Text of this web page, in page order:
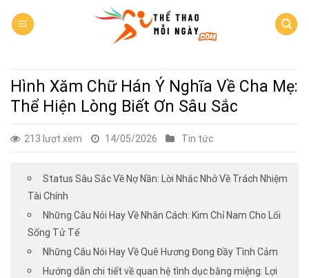
Hình Xăm Chữ Hán Ý Nghĩa Về Cha Mẹ:
Thể Hiện Lòng Biết Ơn Sâu Sắc
213 lượt xem 14/05/2026 Tin tức
Status Sâu Sắc Về Nợ Nần: Lời Nhắc Nhở Về Trách Nhiệm
Tài Chính
Những Câu Nói Hay Về Nhân Cách: Kim Chỉ Nam Cho Lối
Sống Tử Tế
Những Câu Nói Hay Về Quê Hương Đong Đầy Tình Cảm
Hướng dẫn chi tiết về quan hệ tình dục bằng miệng: Lợi